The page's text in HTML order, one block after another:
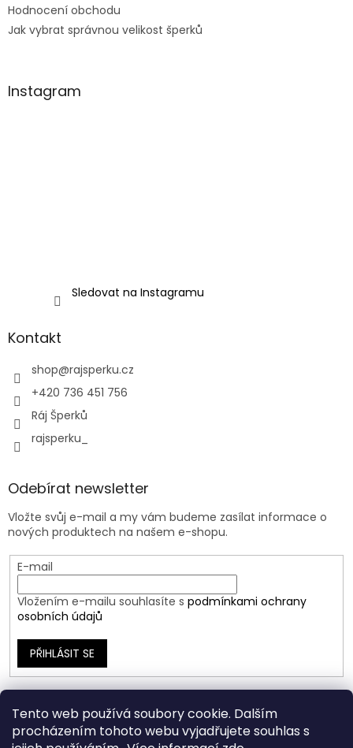
Tento web používá soubory cookie. Dalším
procházením tohoto webu vyjadřujete souhlas s
Hodnocení obchodu
Jak vybrat správnou velikost šperků
Instagram
Sledovat na Instagramu
Kontakt
shop@rajsperku.cz
+420 736 451 756
Ráj Šperků
rajsperku_
Odebírat newsletter
Vložte svůj e-mail a my vám budeme zasílat informace o
nových produktech na našem e-shopu.
E-mail
Vložením e-mailu souhlasíte s podmínkami ochrany
osobních údajů
PŘIHLÁSIT SE